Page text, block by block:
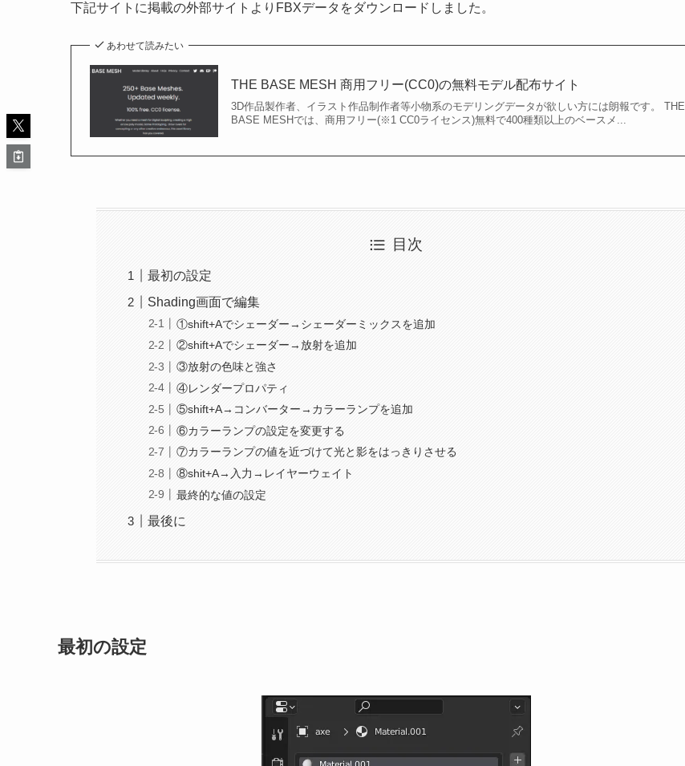
下記サイトに掲載の外部サイトよりFBXデータをダウンロードしました。
あわせて読みたい
THE BASE MESH 商用フリー(CC0)の無料モデル配布サイト
3D作品製作者、イラスト作品制作者等小物系のモデリングデータが欲しい方には朗報です。 THE
BASE MESHでは、商用フリー(※1 CC0ライセンス)無料で400種類以上のベースメ...
目次
最初の設定
Shading画面で編集
①shift+Aでシェーダー→シェーダーミックスを追加
②shift+Aでシェーダー→放射を追加
③放射の色味と強さ
④レンダープロパティ
⑤shift+A→コンバーター→カラーランプを追加
⑥カラーランプの設定を変更する
⑦カラーランプの値を近づけて光と影をはっきりさせる
⑧shit+A→入力→レイヤーウェイト
最終的な値の設定
最後に
最初の設定